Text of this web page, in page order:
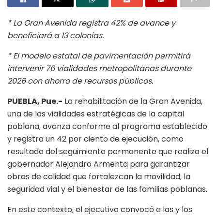
* La Gran Avenida registra 42% de avance y
beneficiará a 13 colonias.
* El modelo estatal de pavimentación permitirá
intervenir 76 vialidades metropolitanas durante
2026 con ahorro de recursos públicos.
PUEBLA, Pue.- La rehabilitación de la Gran Avenida,
una de las vialidades estratégicas de la capital
poblana, avanza conforme al programa establecido
y registra un 42 por ciento de ejecución, como
resultado del seguimiento permanente que realiza el
gobernador Alejandro Armenta para garantizar
obras de calidad que fortalezcan la movilidad, la
seguridad vial y el bienestar de las familias poblanas.
En este contexto, el ejecutivo convocó a las y los